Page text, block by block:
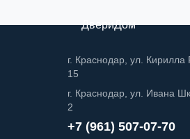
ДвериДом
г. Краснодар, ул. Кирилла
15
г. Краснодар, ул. Ивана
2
+7 (961) 507-07-70